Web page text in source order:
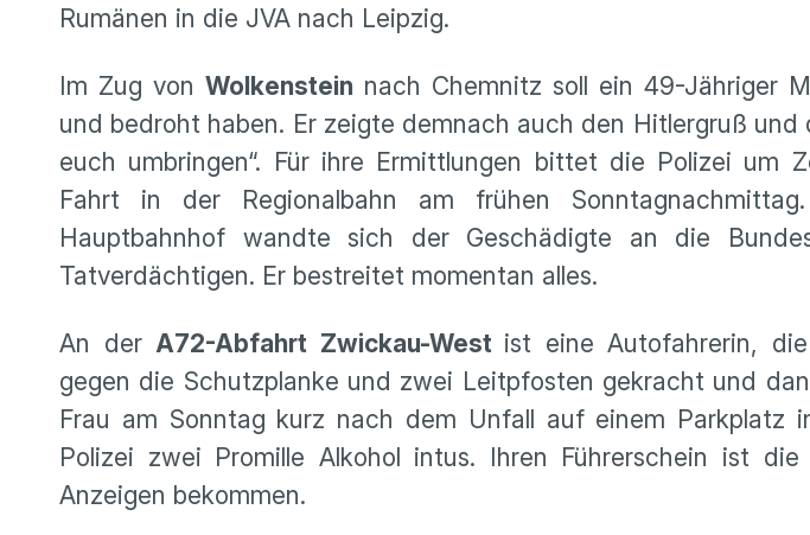
Rumänen in die JVA nach Leipzig.
Im Zug von Wolkenstein nach Chemnitz soll ein 49-Jähriger
und bedroht haben. Er zeigte demnach auch den Hitlergruß
euch umbringen“. Für ihre Ermittlungen bittet die Polizei um
Fahrt in der Regionalbahn am frühen
Hauptbahnhof wandte sich der Geschädigte an die
Tatverdächtigen. Er bestreitet momentan alles.
An derA72-Abfahrt Zwickau-West ist eine Autofahrerin,
gegen die Schutzplanke und zwei Leitpfosten gekracht und
Frau am Sonntag kurz nach dem Unfall auf einem Parkplatz
Polizei zwei Promille Alkohol intus. Ihren Führerschein ist
Anzeigen bekommen.